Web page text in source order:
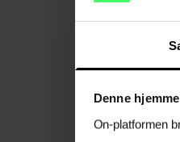
Denne
On-platformen